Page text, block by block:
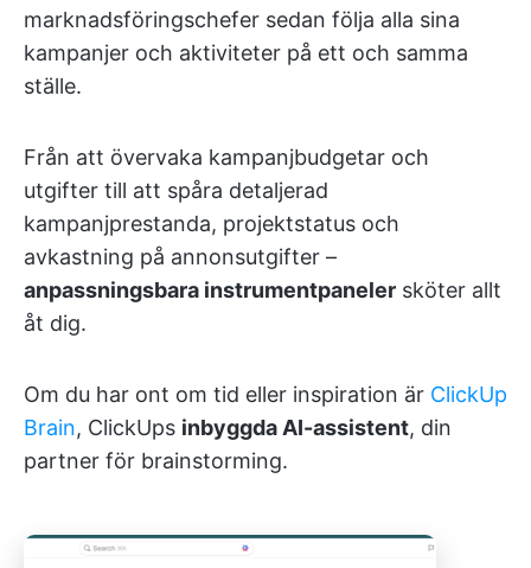
marknadsföringschefer sedan följa alla sina
kampanjer och aktiviteter på ett och samma
ställe.
Från att övervaka kampanjbudgetar och
utgifter till att spåra detaljerad
kampanjprestanda, projektstatus och
avkastning på annonsutgifter –
anpassningsbara instrumentpaneler sköter allt
åt dig.
Om du har ont om tid eller inspiration är ClickUp
Brain, ClickUps inbyggda AI-assistent, din
partner för brainstorming.